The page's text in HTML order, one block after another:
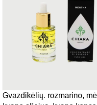
Gvazdikėlių. rozmarino,